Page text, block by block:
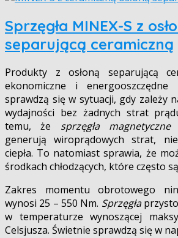
Sprzęgła MINEX-S z
separującą ceramiczną
Produkty z osłoną separującą
ekonomiczne i energooszczędne
sprawdzą się w sytuacji, gdy zależy
wydajności bez żadnych strat
temu, że sprzęgła magnetyczne
generują wiroprądowych strat,
ciepła. To natomiast sprawia, że
środkach chłodzących, które często
Zakres momentu obrotowego
wynosi 25 – 550 Nm. Sprzęgła
w temperaturze wynoszącej
Celsjusza. Świetnie sprawdzą się w